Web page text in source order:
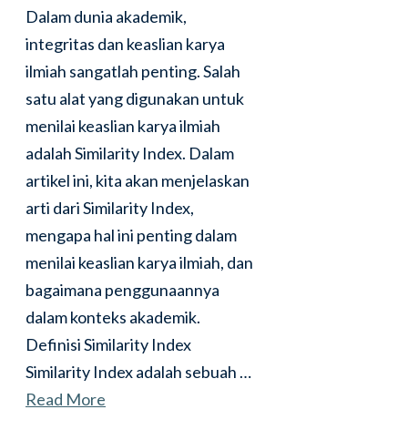
Dalam dunia akademik,
integritas dan keaslian karya
ilmiah sangatlah penting. Salah
satu alat yang digunakan untuk
menilai keaslian karya ilmiah
adalah Similarity Index. Dalam
artikel ini, kita akan menjelaskan
arti dari Similarity Index,
mengapa hal ini penting dalam
menilai keaslian karya ilmiah, dan
bagaimana penggunaannya
dalam konteks akademik.
Definisi Similarity Index
Similarity Index adalah sebuah …
Read More